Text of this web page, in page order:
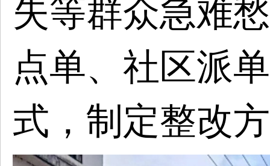
失等群众急难
点单、社区派
式，制定整改